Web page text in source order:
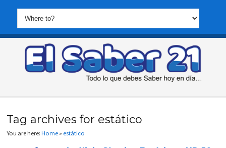
Tag archives for estático
You are here:Home » estático